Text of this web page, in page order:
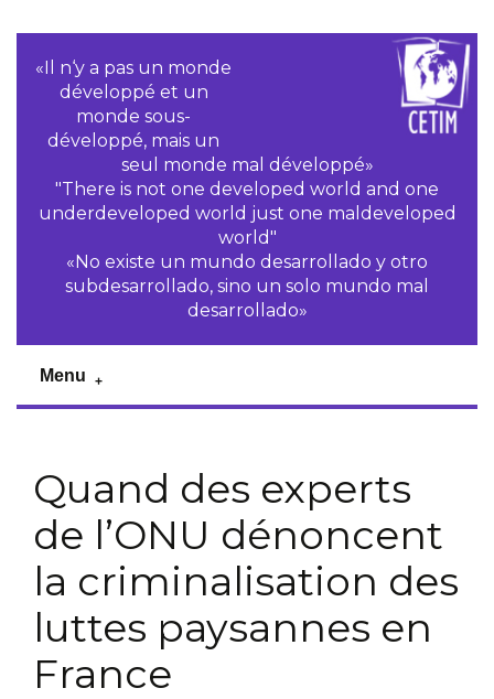
«Il n‘y a pas un monde
développé et un
monde sous-
développé, mais un
seul monde mal développé»
"There is not one developed world and one
underdeveloped world just one maldeveloped
world"
«No existe un mundo desarrollado y otro
subdesarrollado, sino un solo mundo mal
desarrollado»
Menu
Quand des experts
de l’ONU dénoncent
la criminalisation des
luttes paysannes en
France